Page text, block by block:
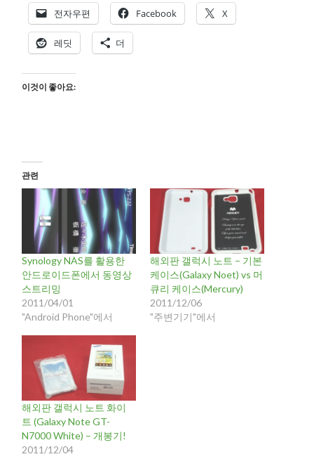
전자우편 Facebook X
레딧 더
이것이 좋아요:
관련
Synology NAS를 활용한
안드로이드폰에서 동영상
스트리밍
2011/04/01
"Android Phone"에서
해외판 갤럭시 노트 – 기본
케이스(Galaxy Noet) vs 머
큐리 케이스(Mercury)
2011/12/06
"주변기기"에서
해외판 갤럭시 노트 화이
트 (Galaxy Note GT-
N7000 White) – 개봉기!
2011/12/04